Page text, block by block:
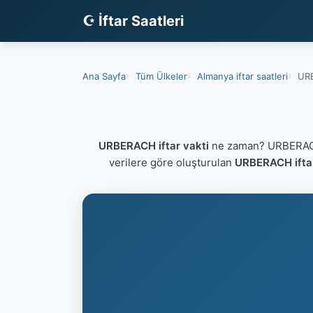
☪ İftar Saatleri
Ana Sayfa Tüm Ülkeler Almanya iftar saatleri
URBERACH iftar vakti ne zaman?
verilere göre oluşturulan URBERACH